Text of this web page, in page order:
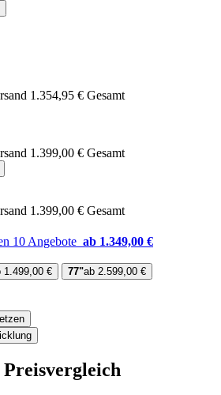
1.354,95 € Gesamt
1.399,00 € Gesamt
1.399,00 € Gesamt
10 Angebote ab 1.349,00 €
1.499,00 € 77"ab 2.599,00 €
Preisvergleich